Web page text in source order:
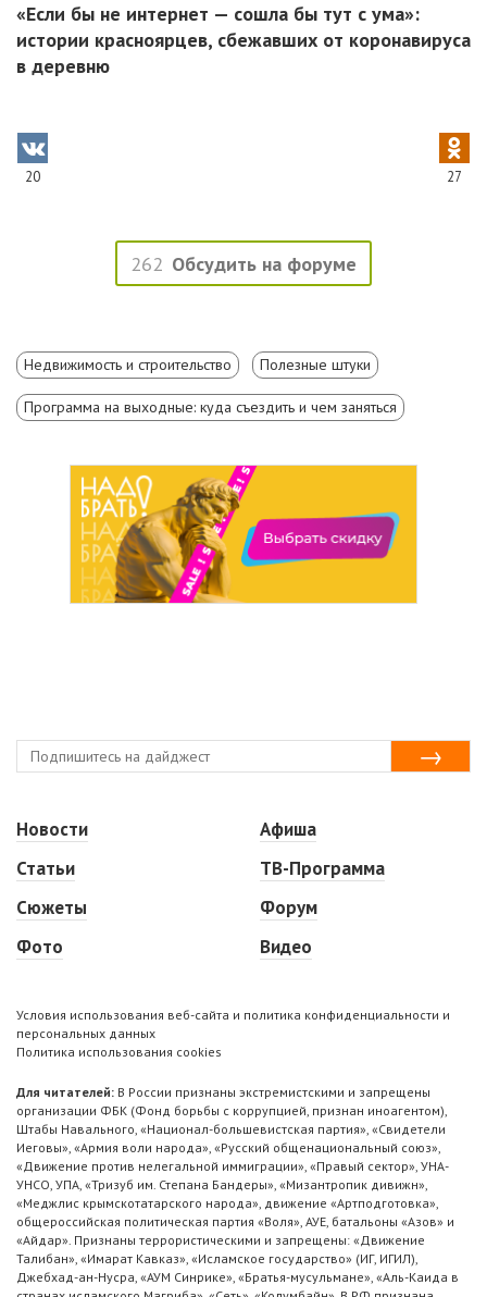
«Если бы не интернет — сошла бы тут с ума»:
истории красноярцев, сбежавших от коронавируса
в деревню
20 27
262 Обсудить на форуме
Недвижимость и строительство Полезные штуки
Программа на выходные: куда съездить и чем заняться
Новости
Статьи
Сюжеты
Фото
Афиша
ТВ-Программа
Форум
Видео
Условия использования веб-сайта и политика конфиденциальности и
персональных данных
Политика использования cookies
Для читателей: В России признаны экстремистскими и запрещены
организации ФБК (Фонд борьбы с коррупцией, признан иноагентом),
Штабы Навального, «Национал-большевистская партия», «Свидетели
Иеговы», «Армия воли народа», «Русский общенациональный союз»,
«Движение против нелегальной иммиграции», «Правый сектор», УНА-
УНСО, УПА, «Тризуб им. Степана Бандеры», «Мизантропик дивижн»,
«Меджлис крымскотатарского народа», движение «Артподготовка»,
общероссийская политическая партия «Воля», АУЕ, батальоны «Азов» и
«Айдар». Признаны террористическими и запрещены: «Движение
Талибан», «Имарат Кавказ», «Исламское государство» (ИГ, ИГИЛ),
Джебхад-ан-Нусра, «АУМ Синрике», «Братья-мусульмане», «Аль-Каида в